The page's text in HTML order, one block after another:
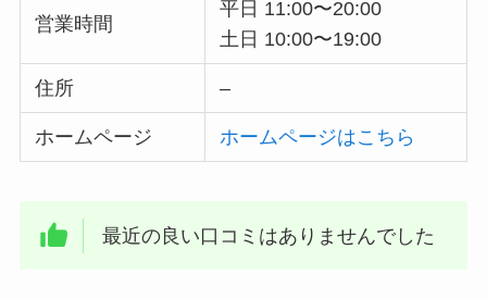
営業時間
平日 11:00〜20:00
土日 10:00〜19:00
住所 –
ホームページ ホームページはこちら
最近の良い口コミはありませんでした